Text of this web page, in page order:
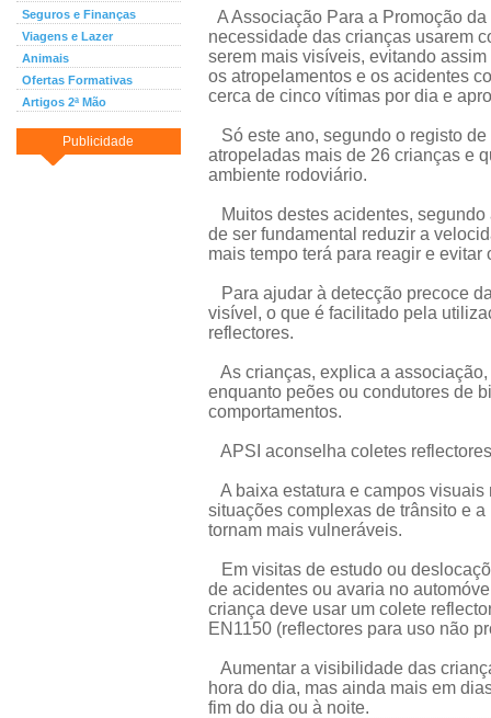
Seguros e Finanças
Viagens e Lazer
Animais
Ofertas Formativas
Artigos 2ª Mão
Publicidade
A Associação Para a Promoção
necessidade das crianças usarem
serem mais visíveis, evitando
os atropelamentos e os acidentes
cerca de cinco vítimas por dia e
Só este ano, segundo o registo
atropeladas mais de 26 crianças e
ambiente rodoviário.
Muitos destes acidentes,
de ser fundamental reduzir a
mais tempo terá para reagir e evitar
Para ajudar à detecção precoce
visível, o que é facilitado pela
reflectores.
As crianças, explica a
enquanto peões ou condutores de
comportamentos.
APSI aconselha coletes
A baixa estatura e campos
situações complexas de trânsito e
tornam mais vulneráveis.
Em visitas de estudo ou
de acidentes ou avaria no
criança deve usar um colete
EN1150 (reflectores para uso não
Aumentar a visibilidade das
hora do dia, mas ainda mais em
fim do dia ou à noite.